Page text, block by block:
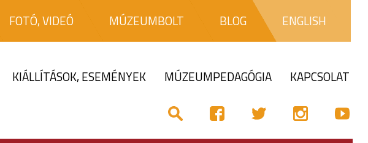
FOTÓ, VIDEÓ MÚZEUMBOLT BLOG ENGLISH
KIÁLLÍTÁSOK, ESEMÉNYEK MÚZEUMPEDAGÓGIA KAPCSOLAT